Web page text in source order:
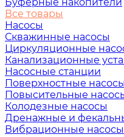
Все товары
Насосы
Скважинные насосы
Циркуляционные
Канализационные
Насосные станции
Поверхностные насосы
Повысительные
Колодезные насосы
Дренажные и
Вибрационные насосы